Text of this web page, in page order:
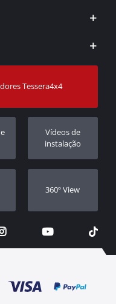
Tessera4x4
Vídeos de
instalação
360º View